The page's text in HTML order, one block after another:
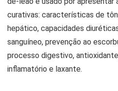
curativas: características de
hepático, capacidades
sanguíneo, prevenção ao
processo digestivo,
inflamatório e laxante.